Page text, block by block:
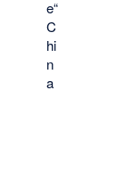
e“
C
hi
n
a